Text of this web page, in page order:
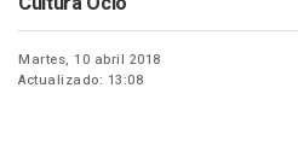
Martes, 10 abril 2018
Actualizado: 13:08